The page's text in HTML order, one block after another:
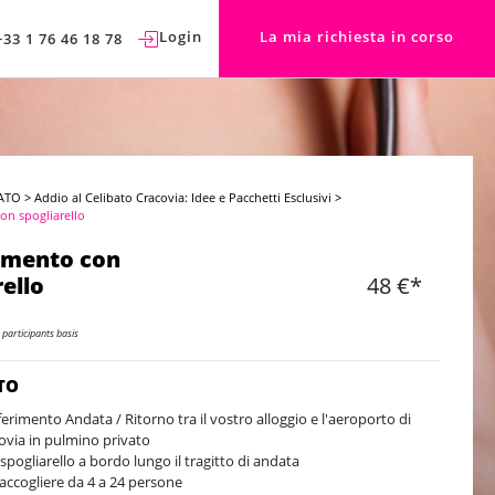
1 76 46 18 78 Login La mia richiesta in corso
>Addio al Celibato Cracovia: Idee e Pacchetti Esclusivi >
spogliarello
con
48 €*
basis
Andata / Ritorno tra il vostro alloggio e l'aeroporto di
in pulmino privato
a bordo lungo il tragitto di andata
da 4 a 24 persone